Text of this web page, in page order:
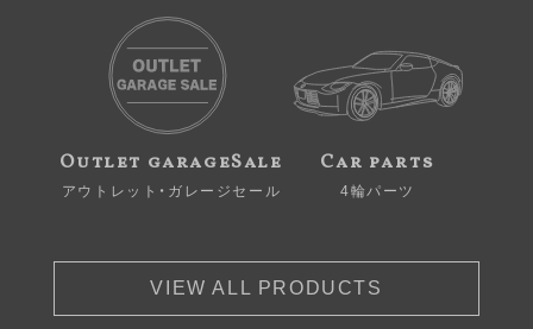
Outlet garageSale
アウトレット・ガレージセール
Car parts
4輪パーツ
VIEW ALL PRODUCTS